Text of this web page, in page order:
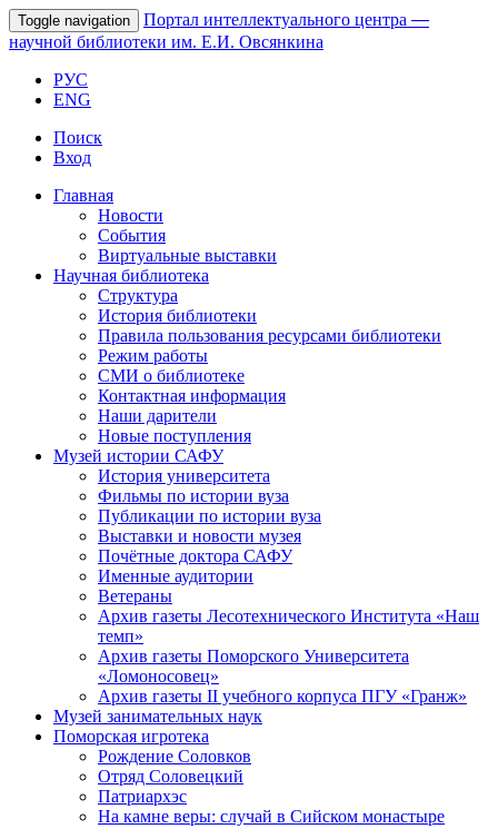
Toggle navigation Портал интеллектуального центра —
научной библиотеки им. Е.И. Овсянкина
РУС
ENG
Поиск
Вход
Главная
Новости
События
Виртуальные выставки
Научная библиотека
Структура
История библиотеки
Правила пользования ресурсами библиотеки
Режим работы
СМИ о библиотеке
Контактная информация
Наши дарители
Новые поступления
Музей истории САФУ
История университета
Фильмы по истории вуза
Публикации по истории вуза
Выставки и новости музея
Почётные доктора САФУ
Именные аудитории
Ветераны
Архив газеты Лесотехнического Института «Наш
темп»
Архив газеты Поморского Университета
«Ломоносовец»
Архив газеты II учебного корпуса ПГУ «Гранж»
Музей занимательных наук
Поморская игротека
Рождение Соловков
Отряд Соловецкий
Патриархэс
На камне веры: случай в Сийском монастыре